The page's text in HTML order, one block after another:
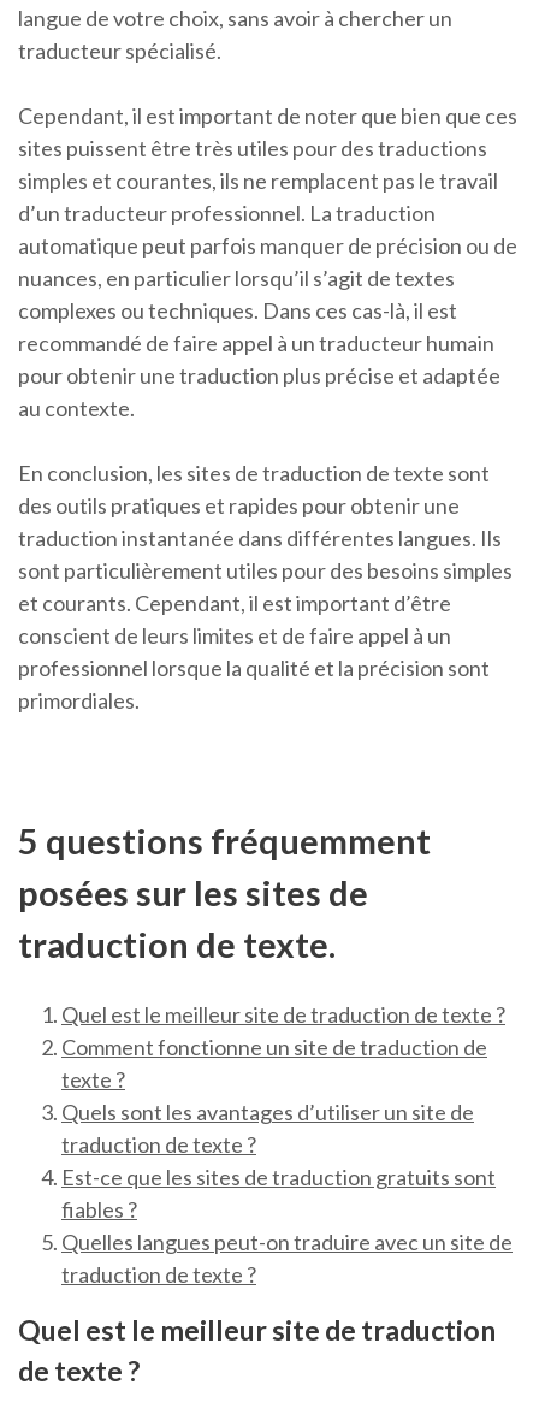
langue de votre choix, sans avoir à chercher un
traducteur spécialisé.
Cependant, il est important de noter que bien que ces
sites puissent être très utiles pour des traductions
simples et courantes, ils ne remplacent pas le travail
d’un traducteur professionnel. La traduction
automatique peut parfois manquer de précision ou de
nuances, en particulier lorsqu’il s’agit de textes
complexes ou techniques. Dans ces cas-là, il est
recommandé de faire appel à un traducteur humain
pour obtenir une traduction plus précise et adaptée
au contexte.
En conclusion, les sites de traduction de texte sont
des outils pratiques et rapides pour obtenir une
traduction instantanée dans différentes langues. Ils
sont particulièrement utiles pour des besoins simples
et courants. Cependant, il est important d’être
conscient de leurs limites et de faire appel à un
professionnel lorsque la qualité et la précision sont
primordiales.
5 questions fréquemment
posées sur les sites de
traduction de texte.
Quel est le meilleur site de traduction de texte ?
Comment fonctionne un site de traduction de
texte ?
Quels sont les avantages d’utiliser un site de
traduction de texte ?
Est-ce que les sites de traduction gratuits sont
fiables ?
Quelles langues peut-on traduire avec un site de
traduction de texte ?
Quel est le meilleur site de traduction
de texte ?